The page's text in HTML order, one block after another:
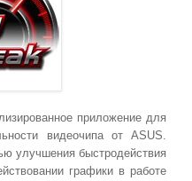
приложение для
видеочипа от ASUS.
улучшения быстродействия
графики в работе